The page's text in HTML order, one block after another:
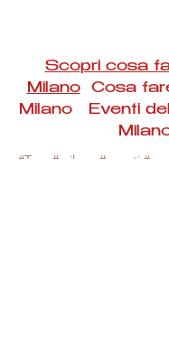
Scopri cosa
MilanoCosa
Milano Eventi
#Taac #milano #eventi